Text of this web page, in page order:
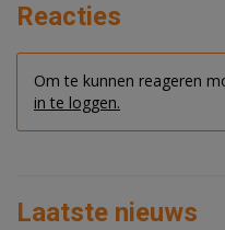
Reacties
Om te kunnen reageren
in te loggen.
Laatste nieuws